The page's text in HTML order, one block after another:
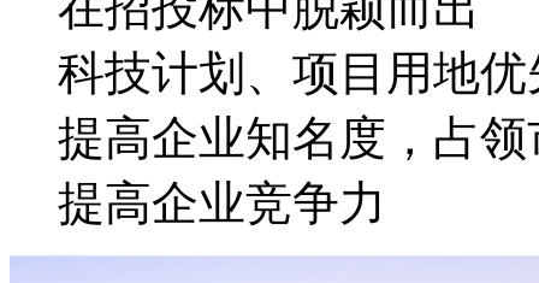
科技计划、项目用地
提高企业知名度，占
提高企业竞争力